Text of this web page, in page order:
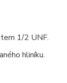
1/2 UNF.
hliníku.